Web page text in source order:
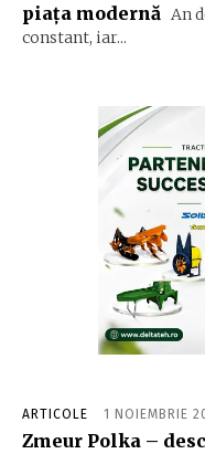
piața modernă
An
constant, iar...
ARTICOLE 1 NOIEMBRIE
Zmeur Polka –